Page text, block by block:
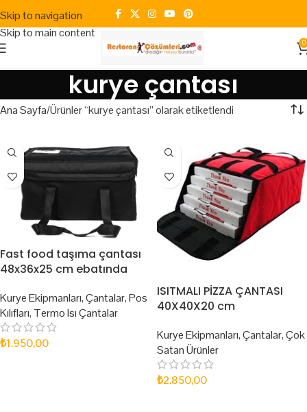
Skip to navigation
Skip to main content
0
kurye çantası
Ana Sayfa Ürünler “kurye çantası” olarak etiketlendi
Fast food taşıma çantası
48x36x25 cm ebatında
Kurye Ekipmanları,Çantalar,Pos
Kılıfları, Termo Isı Çantalar
₺1.950,00
ISITMALI PİZZA ÇANTASI
40X40X20 cm
Kurye Ekipmanları,Çantalar,Çok
Satan Ürünler
₺2.850,00